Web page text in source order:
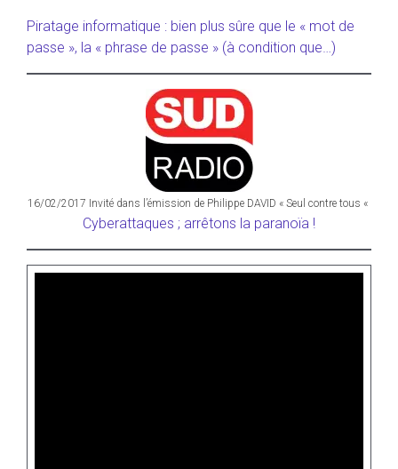
Piratage informatique : bien plus sûre que le « mot de
passe », la « phrase de passe » (à condition que…)
16/02/2017 Invité dans l’émission de Philippe DAVID « Seul contre tous «
Cyberattaques ; arrêtons la paranoïa !